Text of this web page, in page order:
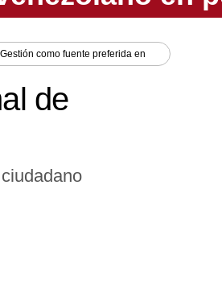
Gestión como fuente preferida en
de